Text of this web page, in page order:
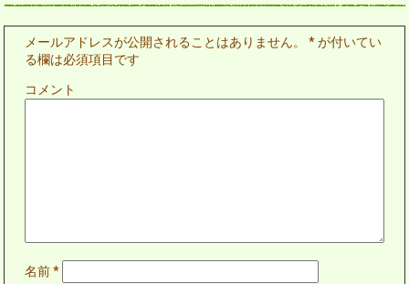
メールアドレスが公開されることはありません。 *が付いてい
る欄は必須項目です
コメント
名前*